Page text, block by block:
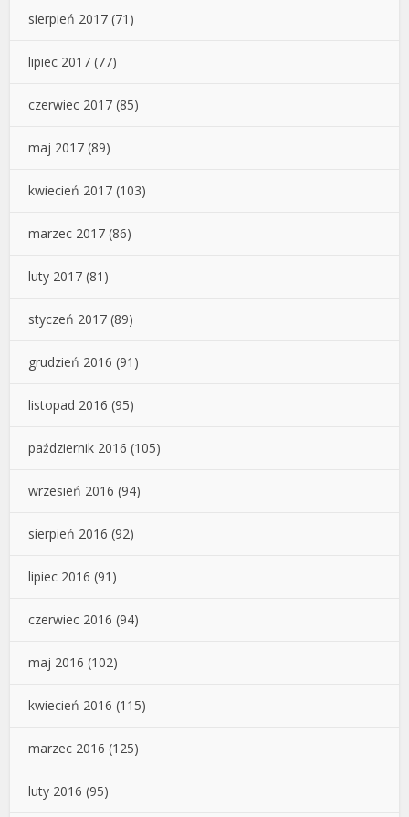
sierpień 2017 (71)
lipiec 2017 (77)
czerwiec 2017 (85)
maj 2017 (89)
kwiecień 2017 (103)
marzec 2017 (86)
luty 2017 (81)
styczeń 2017 (89)
grudzień 2016 (91)
listopad 2016 (95)
październik 2016 (105)
wrzesień 2016 (94)
sierpień 2016 (92)
lipiec 2016 (91)
czerwiec 2016 (94)
maj 2016 (102)
kwiecień 2016 (115)
marzec 2016 (125)
luty 2016 (95)